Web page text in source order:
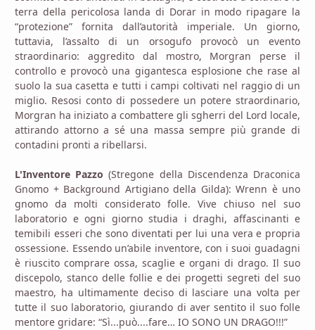
terra della pericolosa landa di Dorar in modo ripagare la
“protezione” fornita dall’autorità imperiale. Un giorno,
tuttavia, l’assalto di un orsogufo provocò un evento
straordinario: aggredito dal mostro, Morgran perse il
controllo e provocò una gigantesca esplosione che rase al
suolo la sua casetta e tutti i campi coltivati nel raggio di un
miglio. Resosi conto di possedere un potere straordinario,
Morgran ha iniziato a combattere gli sgherri del Lord locale,
attirando attorno a sé una massa sempre più grande di
contadini pronti a ribellarsi.
L'Inventore Pazzo (Stregone della Discendenza Draconica
Gnomo + Background Artigiano della Gilda): Wrenn è uno
gnomo da molti considerato folle. Vive chiuso nel suo
laboratorio e ogni giorno studia i draghi, affascinanti e
temibili esseri che sono diventati per lui una vera e propria
ossessione. Essendo un’abile inventore, con i suoi guadagni
è riuscito comprare ossa, scaglie e organi di drago. Il suo
discepolo, stanco delle follie e dei progetti segreti del suo
maestro, ha ultimamente deciso di lasciare una volta per
tutte il suo laboratorio, giurando di aver sentito il suo folle
mentore gridare: “Sì...può....fare… IO SONO UN DRAGO!!!”